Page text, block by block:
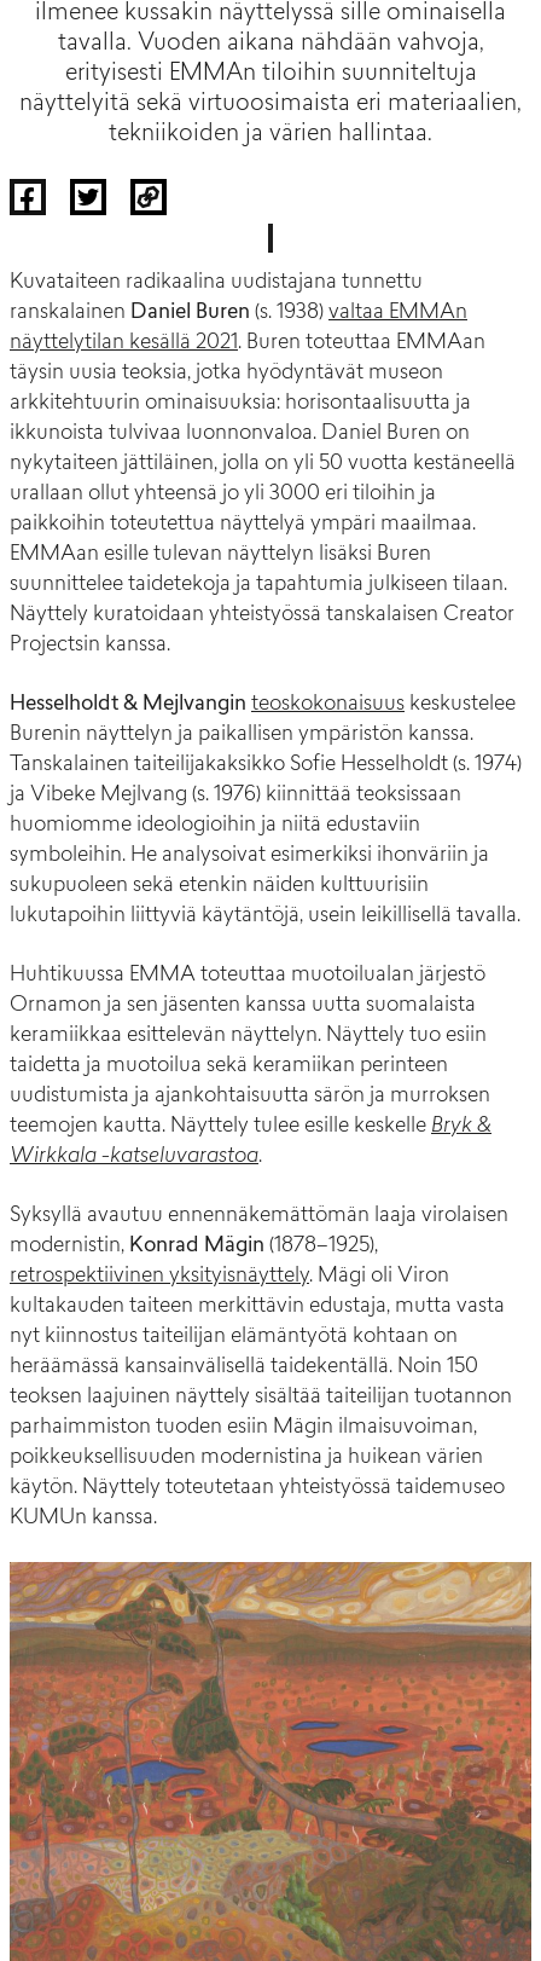
ilmenee kussakin näyttelyssä sille ominaisella
tavalla. Vuoden aikana nähdään vahvoja,
erityisesti EMMAn tiloihin suunniteltuja
näyttelyitä sekä virtuoosimaista eri materiaalien,
tekniikoiden ja värien hallintaa.
Kuvataiteen radikaalina uudistajana tunnettu
ranskalainen Daniel Buren (s. 1938) valtaa EMMAn
näyttelytilan kesällä 2021 . Buren toteuttaa EMMAan
täysin uusia teoksia, jotka hyödyntävät museon
arkkitehtuurin ominaisuuksia: horisontaalisuutta ja
ikkunoista tulvivaa luonnonvaloa. Daniel Buren on
nykytaiteen jättiläinen, jolla on yli 50 vuotta kestäneellä
urallaan ollut yhteensä jo yli 3000 eri tiloihin ja
paikkoihin toteutettua näyttelyä ympäri maailmaa.
EMMAan esille tulevan näyttelyn lisäksi Buren
suunnittelee taidetekoja ja tapahtumia julkiseen tilaan.
Näyttely kuratoidaan yhteistyössä tanskalaisen Creator
Projectsin kanssa.
Hesselholdt & Mejlvangin teoskokonaisuus keskustelee
Burenin näyttelyn ja paikallisen ympäristön kanssa.
Tanskalainen taiteilijakaksikko Sofie Hesselholdt (s. 1974)
ja Vibeke Mejlvang (s. 1976) kiinnittää teoksissaan
huomiomme ideologioihin ja niitä edustaviin
symboleihin. He analysoivat esimerkiksi ihonväriin ja
sukupuoleen sekä etenkin näiden kulttuurisiin
lukutapoihin liittyviä käytäntöjä, usein leikillisellä tavalla.
Huhtikuussa EMMA toteuttaa muotoilualan järjestö
Ornamon ja sen jäsenten kanssa uutta suomalaista
keramiikkaa esittelevän näyttelyn. Näyttely tuo esiin
taidetta ja muotoilua sekä keramiikan perinteen
uudistumista ja ajankohtaisuutta särön ja murroksen
teemojen kautta. Näyttely tulee esille keskelle Bryk &
Wirkkala -katseluvarastoa.
Syksyllä avautuu ennennäkemättömän laaja virolaisen
modernistin, Konrad Mägin (1878–1925),
retrospektiivinen yksityisnäyttely. Mägi oli Viron
kultakauden taiteen merkittävin edustaja, mutta vasta
nyt kiinnostus taiteilijan elämäntyötä kohtaan on
heräämässä kansainvälisellä taidekentällä. Noin 150
teoksen laajuinen näyttely sisältää taiteilijan tuotannon
parhaimmiston tuoden esiin Mägin ilmaisuvoiman,
poikkeuksellisuuden modernistina ja huikean värien
käytön. Näyttely toteutetaan yhteistyössä taidemuseo
KUMUn kanssa.